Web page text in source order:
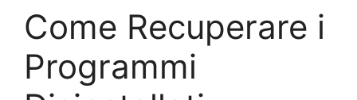
Come Recuperare i
Programmi